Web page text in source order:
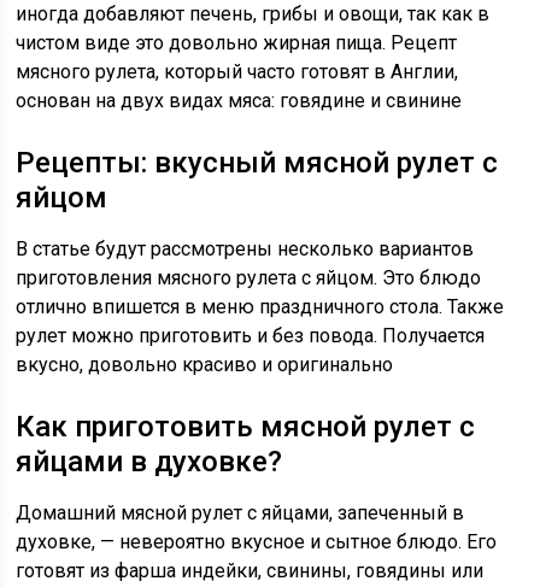
иногда добавляют печень, грибы и овощи, так как в
чистом виде это довольно жирная пища. Рецепт
мясного рулета, который часто готовят в Англии,
основан на двух видах мяса: говядине и свинине
Рецепты: вкусный мясной рулет с
яйцом
В статье будут рассмотрены несколько вариантов
приготовления мясного рулета с яйцом. Это блюдо
отлично впишется в меню праздничного стола. Также
рулет можно приготовить и без повода. Получается
вкусно, довольно красиво и оригинально
Как приготовить мясной рулет с
яйцами в духовке?
Домашний мясной рулет с яйцами, запеченный в
духовке, — невероятно вкусное и сытное блюдо. Его
готовят из фарша индейки, свинины, говядины или